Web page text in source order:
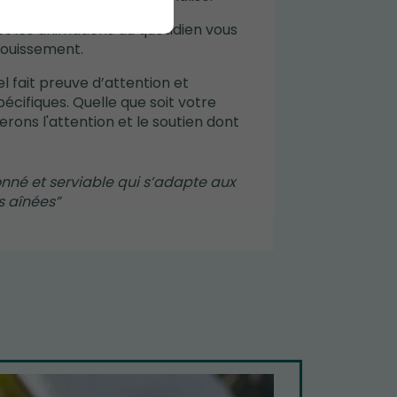
les animations au quotidien vous
fait preuve d’attention et
Quelle que soit votre
l'attention et le soutien dont
et serviable qui s’adapte aux
aînées